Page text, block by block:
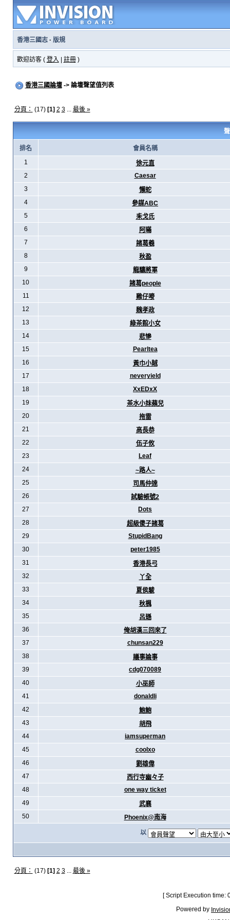
香港三國志· 版規
歡迎訪客 ( 登入 註冊)
香港三國論壇-> 論壇聲望值列表
分頁： (17) [1] 2 3... 最後 »
排名
會員名稱
1
徐元直
2
Caesar
3
懶蛇
4
參謀ABC
5
耒戈氏
6
阿暪
7
諸葛羲
8
秋盈
9
龍驤將軍
10
諸葛people
11
雞仔嘜
12
魏孝政
13
綠茶館小女
14
悲慘
15
Pearltea
16
黃巾小賊
17
neveryield
18
XxEDxX
19
茶水小妹蘋兒
20
拖雷
21
高長恭
22
伍子攸
23
Leaf
24
~路人~
25
司馬仲達
26
試驗帳號2
27
Dots
28
超級傻子諸葛
29
StupidBang
30
peter1985
31
香港長弓
32
丫全
33
夏侯駿
34
秋楓
35
呂遜
36
俺胡漢三回來了
37
chunsan229
38
議事論事
39
cdg070089
40
小巫師
41
donaldli
42
鮑鮑
43
胡飛
44
iamsuperman
45
coolxo
46
劉雄偉
47
西行寺幽々子
48
one way ticket
49
武襄
50
Phoenix@南海
以
分頁： (17) [1] 2 3... 最後 »
[ Script Execution
Powered by